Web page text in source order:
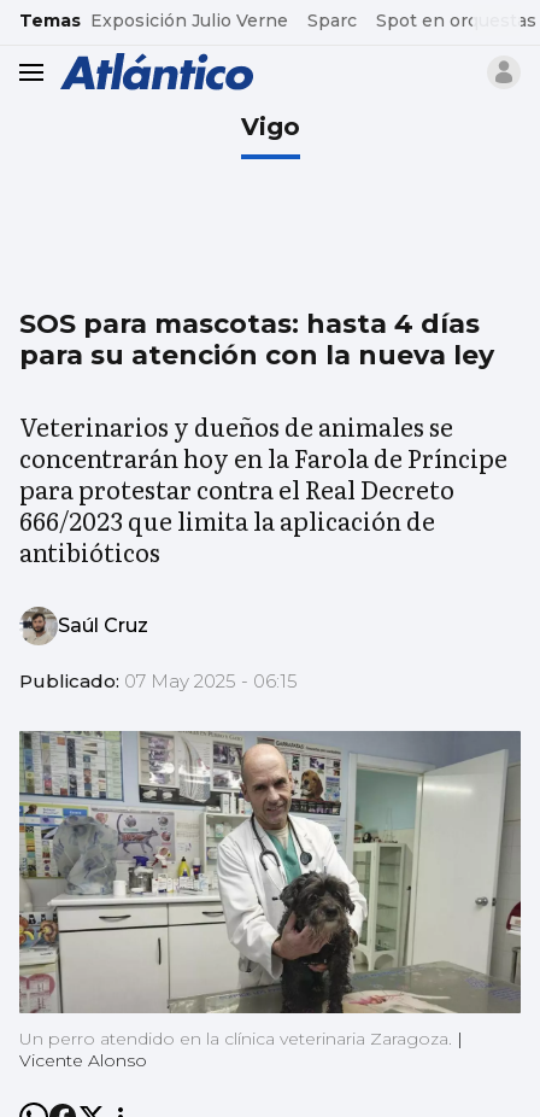
common.go-to-content
Temas Exposición Julio Verne Sparc Spot en orquestas
header.menu.open
Vigo
SOS para mascotas: hasta 4 días
para su atención con la nueva ley
Veterinarios y dueños de animales se
concentrarán hoy en la Farola de Príncipe
para protestar contra el Real Decreto
666/2023 que limita la aplicación de
antibióticos
Saúl Cruz
Publicado: 07 May 2025 - 06:15
Un perro atendido en la clínica veterinaria Zaragoza. |
Vicente Alonso